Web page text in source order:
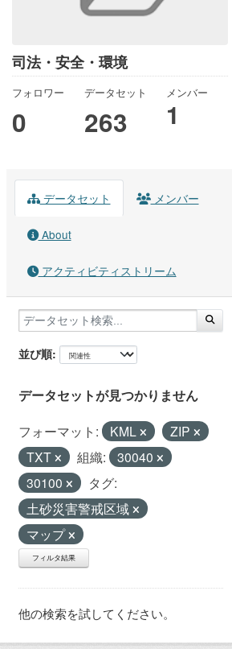
司法・安全・環境
フォロワー
0
データセット
263
メンバー
1
データセット メンバー
About
アクティビティストリーム
並び順
データセットが見つかりません
フォーマット: KML
ZIP
TXT
組織:
30040
30100
タグ:
土砂災害警戒区域
マップ
フィルタ結果
他の検索を試してください。